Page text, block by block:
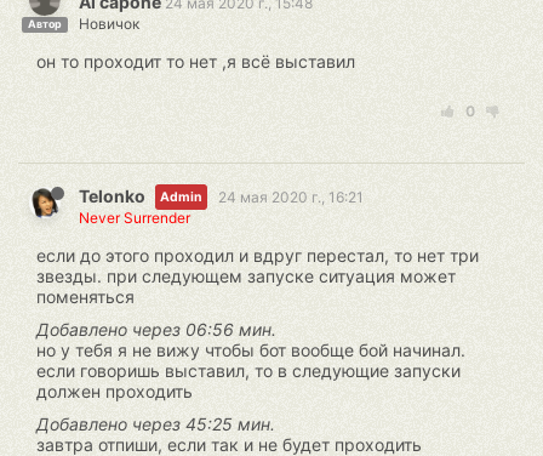
Автор
Новичок
он то проходит то нет ,я всё выставил
0
Telonko Admin
24 мая 2020 г., 16:21
Never Surrender
если до этого проходил и вдруг перестал, то нет три
звезды. при следующем запуске ситуация может
поменяться
Добавлено через 06:56 мин.
но у тебя я не вижу чтобы бот вообще бой начинал.
если говоришь выставил, то в следующие запуски
должен проходить
Добавлено через 45:25 мин.
завтра отпиши, если так и не будет проходить